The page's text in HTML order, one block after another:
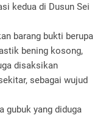
kedua di Dusun Sei
barang bukti berupa
bening kosong,
disaksikan
sebagai wujud
gubuk yang diduga